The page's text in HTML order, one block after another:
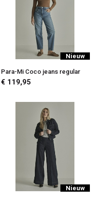
Nieuw
Para-Mi Coco jeans regular
€ 119,95
Nieuw